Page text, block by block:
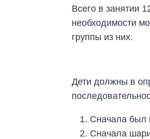
Всего в занятии
необходимости
группы из них.
Дети должны в
Сначала был
Сначала